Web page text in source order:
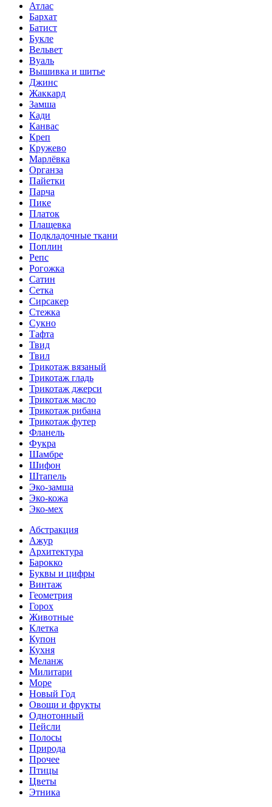
Атлас
Бархат
Батист
Букле
Вельвет
Вуаль
Вышивка и шитье
Джинс
Жаккард
Замша
Кади
Канвас
Креп
Кружево
Марлёвка
Органза
Пайетки
Парча
Пике
Платок
Плащевка
Подкладочные ткани
Поплин
Репс
Рогожка
Сатин
Сетка
Сирсакер
Стежка
Сукно
Тафта
Твид
Твил
Трикотаж вязаный
Трикотаж гладь
Трикотаж джерси
Трикотаж масло
Трикотаж рибана
Трикотаж футер
Фланель
Фукра
Шамбре
Шифон
Штапель
Эко-замша
Эко-кожа
Эко-мех
Абстракция
Ажур
Архитектура
Барокко
Буквы и цифры
Винтаж
Геометрия
Горох
Животные
Клетка
Купон
Кухня
Меланж
Милитари
Море
Новый Год
Овощи и фрукты
Однотонный
Пейсли
Полосы
Природа
Прочее
Птицы
Цветы
Этника